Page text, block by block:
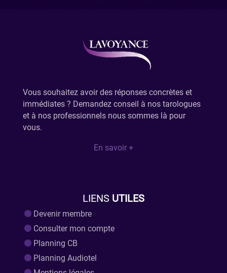
Vous souhaitez avoir des réponses concrètes et
immédiates ? Demandez conseil à nos tarologues
et à nos professionnels nous sommes là pour
vous.
En savoir +
LIENS UTILES
Devenir membre
Consulter mon compte
Planning CB
Planning Audiotel